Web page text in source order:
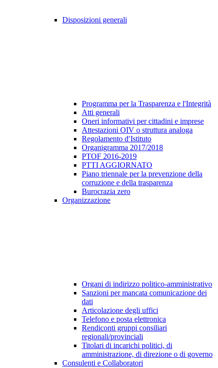
Disposizioni generali
Programma per la Trasparenza e l'Integrità
Atti generali
Oneri informativi per cittadini e imprese
Attestazioni OIV o struttura analoga
Regolamento d′Istituto
Organigramma 2017/2018
PTOF 2016-2019
PTTI AGGIORNATO
Piano triennale per la prevenzione della
corruzione e della trasparenza
Burocrazia zero
Organizzazione
Organi di indirizzo politico-amministrativo
Sanzioni per mancata comunicazione dei
dati
Articolazione degli uffici
Telefono e posta elettronica
Rendiconti gruppi consiliari
regionali/provinciali
Titolari di incarichi politici, di
amministrazione, di direzione o di governo
Consulenti e Collaboratori